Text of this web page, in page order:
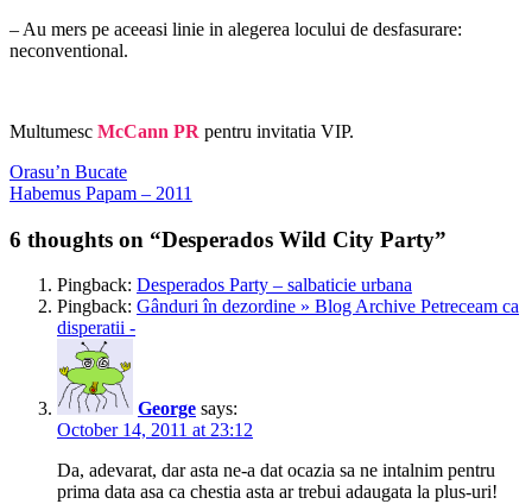
– Au mers pe aceeasi linie in alegerea locului de desfasurare:
neconventional.
Multumesc McCann PR pentru invitatia VIP.
Post
navigation
Previous
post:
Orasu’n Bucate
Next
Habemus Papam – 2011
6 thoughts on “Desperados Wild City Party”
Pingback: Desperados Party – salbaticie urbana
Pingback: Gânduri în dezordine » Blog Archive Petreceam ca
disperatii -
George says:
October 14, 2011 at 23:12
Da, adevarat, dar asta ne-a dat ocazia sa ne intalnim pentru
prima data asa ca chestia asta ar trebui adaugata la plus-uri!